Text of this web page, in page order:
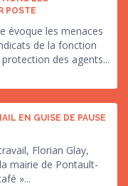
POSTE
évoque les menaces
de la fonction
des agents...
EN GUISE DE PAUSE
Florian Glay,
mairie de Pontault-
»...